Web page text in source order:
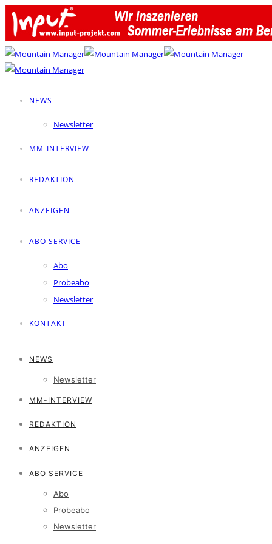
NEWS
Newsletter
MM-INTERVIEW
REDAKTION
ANZEIGEN
ABO SERVICE
Abo
Probeabo
Newsletter
KONTAKT
NEWS
Newsletter
MM-INTERVIEW
REDAKTION
ANZEIGEN
ABO SERVICE
Abo
Probeabo
Newsletter